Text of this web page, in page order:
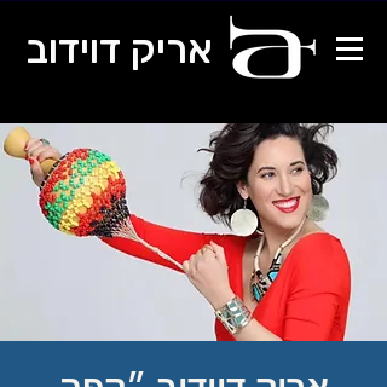
אריק דוידוב